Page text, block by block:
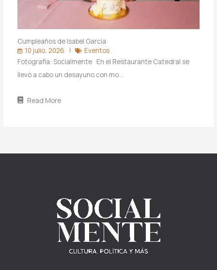
Cumpleaños de Isabel García
10 julio, 2026
Eventos
Fotografía: Socialmente En el Restaurante Catedral se
llevó a cabo un desayuno con mo…
Read More